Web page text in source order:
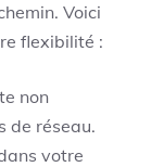
Voici
flexibilité :
non
de réseau.
votre